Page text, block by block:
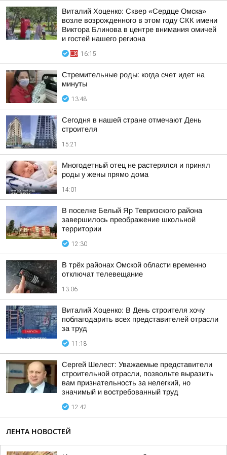
Виталий Хоценко: Сквер «Сердце Омска»
возле возрожденного в этом году СКК имени
Виктора Блинова в центре внимания омичей
и гостей нашего региона
16:15
Стремительные роды: когда счет идет на
минуты
13:48
Сегодня в нашей стране отмечают День
строителя
15:21
Многодетный отец не растерялся и принял
роды у жены прямо дома
14:01
В поселке Белый Яр Тевризского района
завершилось преображение школьной
территории
12:30
В трёх районах Омской области временно
отключат телевещание
13:06
Виталий Хоценко: В День строителя хочу
поблагодарить всех представителей отрасли
за труд
11:18
Сергей Шелест: Уважаемые представители
строительной отрасли, позвольте выразить
вам признательность за нелегкий, но
значимый и востребованный труд
12:42
ЛЕНТА НОВОСТЕЙ